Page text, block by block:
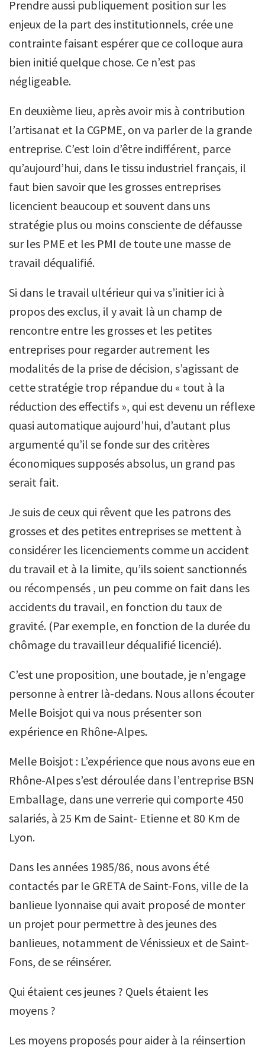
Prendre aussi publiquement position sur les
enjeux de la part des institutionnels, crée une
contrainte faisant espérer que ce colloque aura
bien initié quelque chose. Ce n’est pas
négligeable.
En deuxième lieu, après avoir mis à contribution
l’artisanat et la CGPME, on va parler de la grande
entreprise. C’est loin d’être indifférent, parce
qu’aujourd’hui, dans le tissu industriel français, il
faut bien savoir que les grosses entreprises
licencient beaucoup et souvent dans uns
stratégie plus ou moins consciente de défausse
sur les PME et les PMI de toute une masse de
travail déqualifié.
Si dans le travail ultérieur qui va s’initier ici à
propos des exclus, il y avait là un champ de
rencontre entre les grosses et les petites
entreprises pour regarder autrement les
modalités de la prise de décision, s’agissant de
cette stratégie trop répandue du « tout à la
réduction des effectifs », qui est devenu un réflexe
quasi automatique aujourd’hui, d’autant plus
argumenté qu’il se fonde sur des critères
économiques supposés absolus, un grand pas
serait fait.
Je suis de ceux qui rêvent que les patrons des
grosses et des petites entreprises se mettent à
considérer les licenciements comme un accident
du travail et à la limite, qu’ils soient sanctionnés
ou récompensés , un peu comme on fait dans les
accidents du travail, en fonction du taux de
gravité. (Par exemple, en fonction de la durée du
chômage du travailleur déqualifié licencié).
C’est une proposition, une boutade, je n’engage
personne à entrer là-dedans. Nous allons écouter
Melle Boisjot qui va nous présenter son
expérience en Rhône-Alpes.
Melle Boisjot : L’expérience que nous avons eue en
Rhône-Alpes s’est déroulée dans l’entreprise BSN
Emballage, dans une verrerie qui comporte 450
salariés, à 25 Km de Saint- Etienne et 80 Km de
Lyon.
Dans les années 1985/86, nous avons été
contactés par le GRETA de Saint-Fons, ville de la
banlieue lyonnaise qui avait proposé de monter
un projet pour permettre à des jeunes des
banlieues, notamment de Vénissieux et de Saint-
Fons, de se réinsérer.
Qui étaient ces jeunes ? Quels étaient les
moyens ?
Les moyens proposés pour aider à la réinsertion